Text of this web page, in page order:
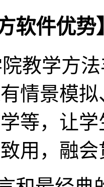
软件优势
院教学方
情景模
等，让
用，融